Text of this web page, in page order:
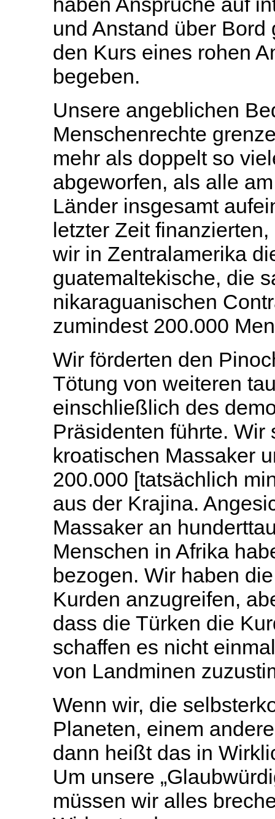
und Anstand über
den Kurs eines rohen
begeben.
Unsere angeblichen
Menschenrechte
mehr als doppelt so
abgeworfen, als alle
Länder insgesamt
letzter Zeit
wir in Zentralamerika
guatemaltekische, die
nikaraguanischen
zumindest 200.000
Wir förderten den
Tötung von weiteren
einschließlich des
Präsidenten führte.
kroatischen Massaker
200.000 [tatsächlich
aus der Krajina.
Massaker an
Menschen in Afrika
bezogen. Wir haben
Kurden anzugreifen,
dass die Türken die
schaffen es nicht
von Landminen
Wenn wir, die
Planeten, einem
dann heißt das in
Um unsere
müssen wir alles